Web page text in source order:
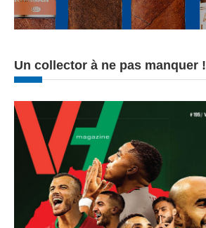
Un collector à ne pas manquer !